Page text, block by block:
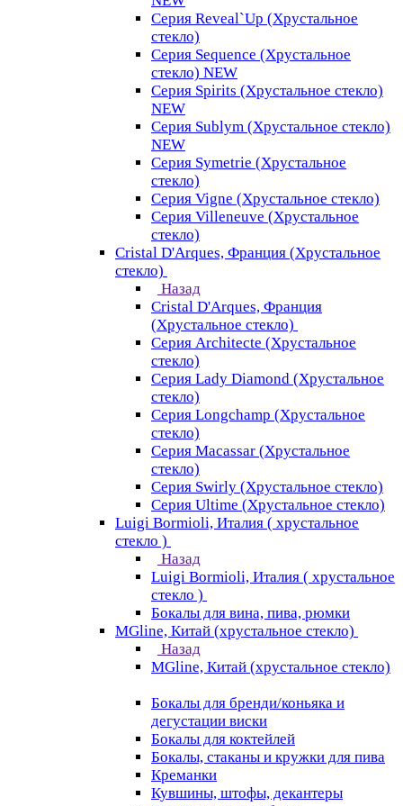
Серия Reveal`Up (Хрустальное
стекло)
Серия Sequence (Хрустальное
стекло) NEW
Серия Spirits (Хрустальное стекло)
NEW
Серия Sublym (Хрустальное стекло)
NEW
Серия Symetrie (Хрустальное
стекло)
Серия Vigne (Хрустальное стекло)
Серия Villeneuve (Хрустальное
стекло)
Cristal D'Arques, Франция (Хрустальное
стекло)
Назад
Cristal D'Arques, Франция
(Хрустальное стекло)
Серия Architecte (Хрустальное
стекло)
Серия Lady Diamond (Хрустальное
стекло)
Серия Longchamp (Хрустальное
стекло)
Серия Macassar (Хрустальное
стекло)
Серия Swirly (Хрустальное стекло)
Серия Ultime (Хрустальное стекло)
Luigi Bormioli, Италия ( хрустальное
стекло )
Назад
Luigi Bormioli, Италия ( хрустальное
стекло )
Бокалы для вина, пива, рюмки
MGline, Китай (хрустальное стекло)
Назад
MGline, Китай (хрустальное стекло)
Бокалы для бренди/коньяка и
дегустации виски
Бокалы для коктейлей
Бокалы, стаканы и кружки для пива
Креманки
Кувшины, штофы, декантеры